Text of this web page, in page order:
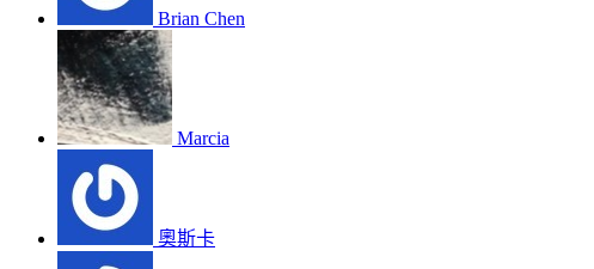
Brian Chen
Marcia
奧斯卡